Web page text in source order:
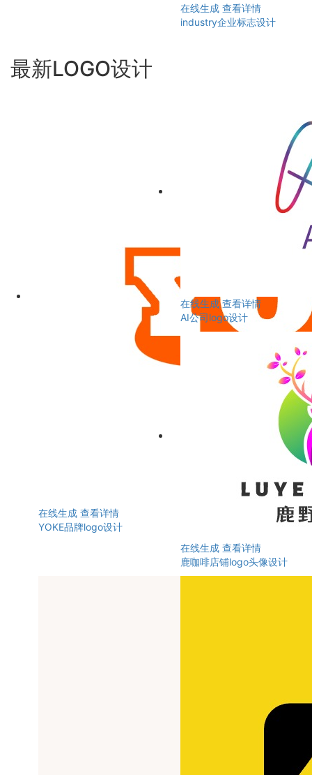
在线生成 查看详情
industry企业标志设计
最新LOGO设计
在线生成 查看详情
YOKE品牌logo设计
在线生成 查看详情
AI公司logo设计
在线生成 查看详情
鹿咖啡店铺logo头像设计